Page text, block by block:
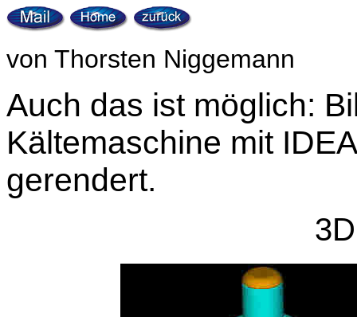
von Thorsten Niggemann
Auch das ist möglich:
Kältemaschine mit
gerendert.